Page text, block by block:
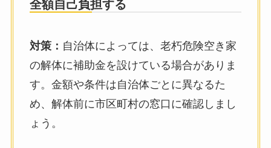
全額自己負担する
対策： 自治体によっては、老朽危険空き家
の解体に補助金を設けている場合がありま
す。金額や条件は自治体ごとに異なるた
め、解体前に市区町村の窓口に確認しまし
ょう。